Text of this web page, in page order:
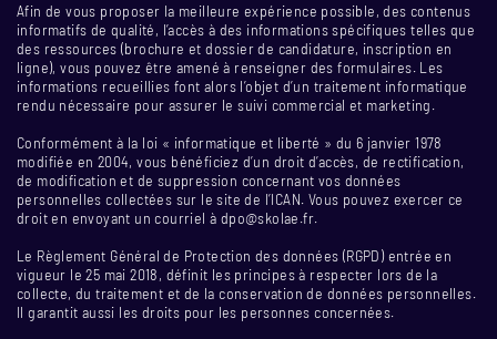
Afin de vous proposer la meilleure expérience possible, des contenus
informatifs de qualité, l’accès à des informations spécifiques telles que
des ressources (brochure et dossier de candidature, inscription en
ligne), vous pouvez être amené à renseigner des formulaires. Les
informations recueillies font alors l’objet d’un traitement informatique
rendu nécessaire pour assurer le suivi commercial et marketing.
Conformément à la loi « informatique et liberté » du 6 janvier 1978
modifiée en 2004, vous bénéficiez d’un droit d’accès, de rectification,
de modification et de suppression concernant vos données
personnelles collectées sur le site de l’ICAN. Vous pouvez exercer ce
droit en envoyant un courriel à dpo@skolae.fr.
Le Règlement Général de Protection des données (RGPD) entrée en
vigueur le 25 mai 2018, définit les principes à respecter lors de la
collecte, du traitement et de la conservation de données personnelles.
Il garantit aussi les droits pour les personnes concernées.